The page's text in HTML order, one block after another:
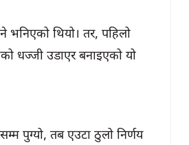
भनिएको थियो। तर, पहिलो
धज्जी उडाएर बनाइएको यो
पुग्यो, तब एउटा ठुलो निर्णय